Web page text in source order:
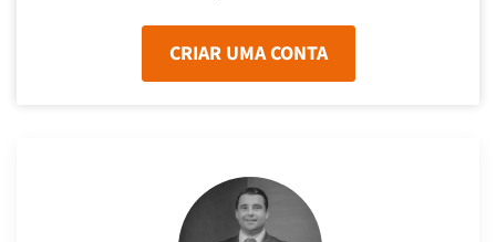
CRIAR UMA CONTA